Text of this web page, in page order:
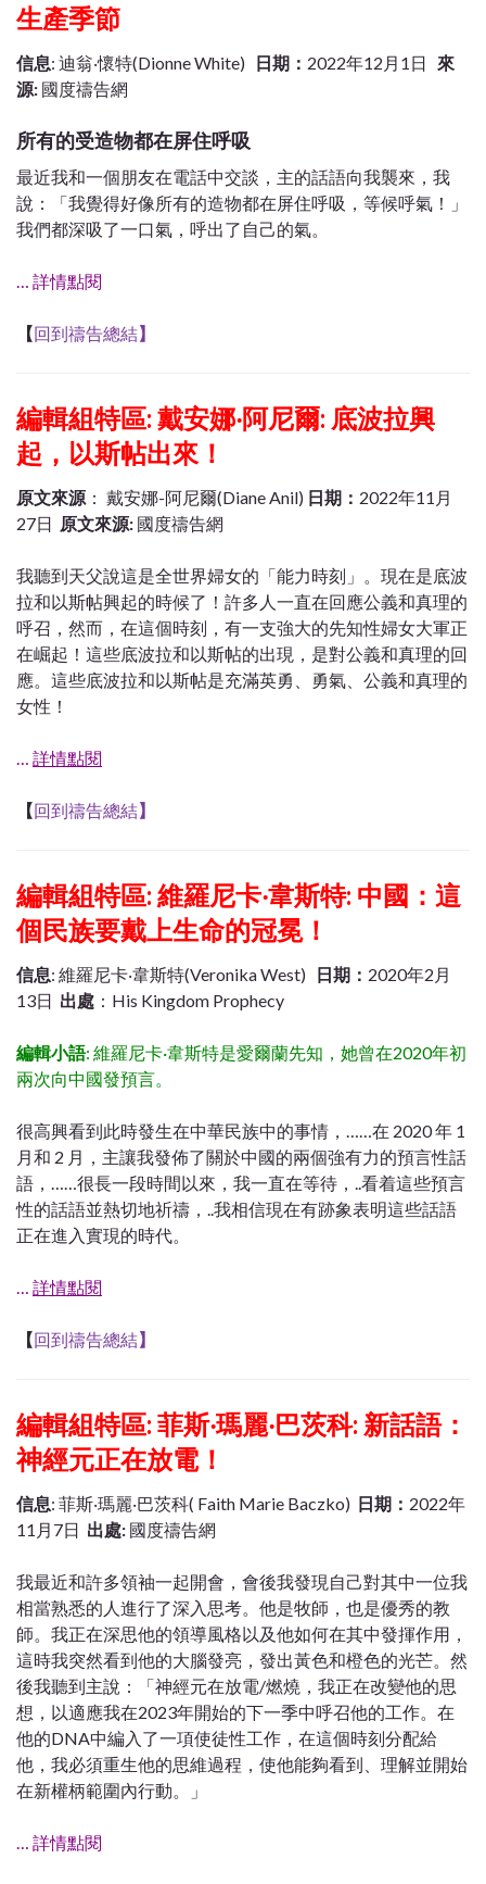
生產季節
信息: 迪翁‧懷特(Dionne White) 日期： 2022年12月1日 來
源: 國度禱告網
所有的受造物都在屏住呼吸
最近我和一個朋友在電話中交談，主的話語向我襲來，我
說：「我覺得好像所有的造物都在屏住呼吸，等候呼氣！」
我們都深吸了一口氣，呼出了自己的氣。
… 詳情點閱
【回到禱告總結】
編輯組特區: 戴安娜‧阿尼爾: 底波拉興
起，以斯帖出來！
原文來源 ： 戴安娜-阿尼爾(Diane Anil) 日期： 2022年11月
27日 原文來源: 國度禱告網
我聽到天父說這是全世界婦女的「能力時刻」。現在是底波
拉和以斯帖興起的時候了！許多人一直在回應公義和真理的
呼召，然而，在這個時刻，有一支強大的先知性婦女大軍正
在崛起！這些底波拉和以斯帖的出現，是對公義和真理的回
應。這些底波拉和以斯帖是充滿英勇、勇氣、公義和真理的
女性！
詳情點閱
【回到禱告總結】
編輯組特區: 維羅尼卡‧韋斯特: 中國：這
個民族要戴上生命的冠冕！
信息: 維羅尼卡‧韋斯特(Veronika West) 日期： 2020年2月
13日 出處 ：His Kingdom Prophecy
編輯小語: 維羅尼卡·韋斯特是愛爾蘭先知，她曾在2020年初
兩次向中國發預言。
很高興看到此時發生在中華民族中的事情，……在 2020 年 1
月和 2 月，主讓我發佈了關於中國的兩個強有力的預言性話
語，……很長一段時間以來，我一直在等待，..看着這些預言
性的話語並熱切地祈禱，..我相信現在有跡象表明這些話語
正在進入實現的時代。
詳情點閱
【回到禱告總結】
編輯組特區: 菲斯‧瑪麗‧巴茨科: 新話語：
神經元正在放電！
信息: 菲斯‧瑪麗‧巴茨科( Faith Marie Baczko) 日期： 2022年
11月7日 出處: 國度禱告網
我最近和許多領袖一起開會，會後我發現自己對其中一位我
相當熟悉的人進行了深入思考。他是牧師，也是優秀的教
師。我正在深思他的領導風格以及他如何在其中發揮作用，
這時我突然看到他的大腦發亮，發出黃色和橙色的光芒。然
後我聽到主說：「神經元在放電/燃燒，我正在改變他的思
想，以適應我在2023年開始的下一季中呼召他的工作。在
他的DNA中編入了一項使徒性工作，在這個時刻分配給
他，我必須重生他的思維過程，使他能夠看到、理解並開始
在新權柄範圍內行動。」
… 詳情點閱